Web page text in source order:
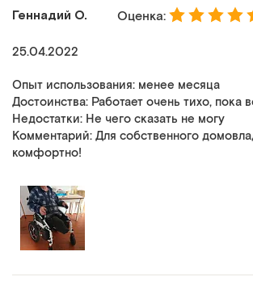
Геннадий О. Оценка:
25.04.2022
Опыт использования: менее месяца
Достоинства: Работает очень тихо, пока
Недостатки: Не чего сказать не могу
Комментарий: Для собственного
комфортно!